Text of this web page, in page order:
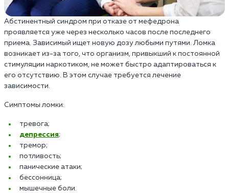
Абстинентный синдром при отказе от мефедрона
проявляется уже через несколько часов после последнего
приема. Зависимый ищет новую дозу любыми путями. Ломка
возникает из-за того, что организм, привыкший к постоянной
стимуляции наркотиком, не может быстро адаптироваться к
его отсутствию. В этом случае требуется лечение
зависимости.
Симптомы ломки:
тревога;
депрессия;
тремор;
потливость;
панические атаки;
бессонница;
мышечные боли.